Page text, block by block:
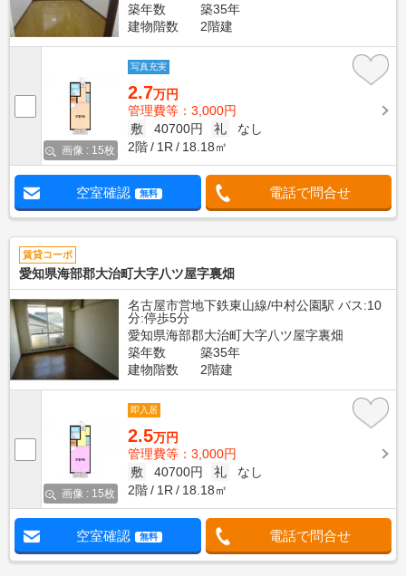
築年数
築35年
建物階数
2階建
画像 : 15枚
写真充実
2.7万円
管理費等：3,000円
敷
40700円 礼
なし
2階
1R 18.18㎡
空室確認 無料 電話で問合せ
賃貸コーポ
愛知県海部郡大治町大字八ツ屋字裏畑
名古屋市営地下鉄東山線/中村公園駅 バス:10
分:停歩5分
愛知県海部郡大治町大字八ツ屋字裏畑
築年数
築35年
建物階数
2階建
画像 : 15枚
即入居
2.5万円
管理費等：3,000円
敷
40700円 礼
なし
2階
1R 18.18㎡
空室確認 無料 電話で問合せ